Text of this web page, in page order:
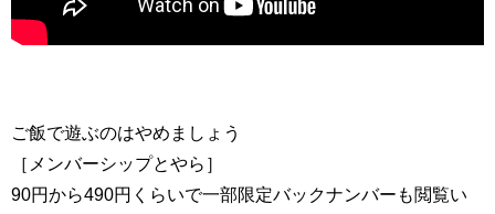
ご飯で遊ぶのはやめましょう
［メンバーシップとやら］
90円から490円くらいで一部限定バックナンバーも閲覧い